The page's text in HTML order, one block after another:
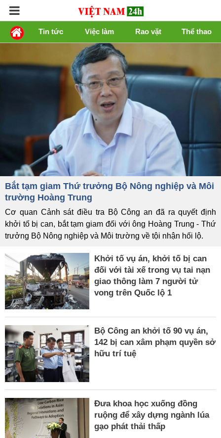
Tin tức Việc làm Rao vặt Thể thao
Bắt tạm giam Thứ trưởng Bộ Nông nghiệp và Môi
trường Hoàng Trung
Cơ quan Cảnh sát điều tra Bộ Công an đã ra quyết định
khởi tố bị can, bắt tạm giam đối với ông Hoàng Trung - Thứ
trưởng Bộ Nông nghiệp và Môi trường về tội nhận hối lộ.
Khởi tố vụ án, khởi tố bị can
đối với tài xế trong vụ tai nạn
giao thông làm 7 người tử
vong trên Quốc lộ 1
Bộ Công an khởi tố 90 vụ án,
142 bị can xâm phạm quyền sở
hữu trí tuệ
Đưa khoa học xuống đồng
ruộng để xây dựng ngành lúa
gạo phát thải thấp